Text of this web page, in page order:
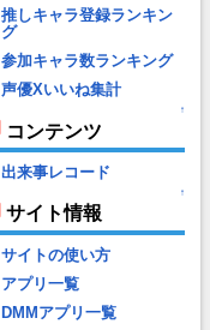
推しキャラ登録ランキン
グ
参加キャラ数ランキング
声優Xいいね集計
↑
コンテンツ
出来事レコード
↑
サイト情報
サイトの使い方
アプリ一覧
DMMアプリ一覧